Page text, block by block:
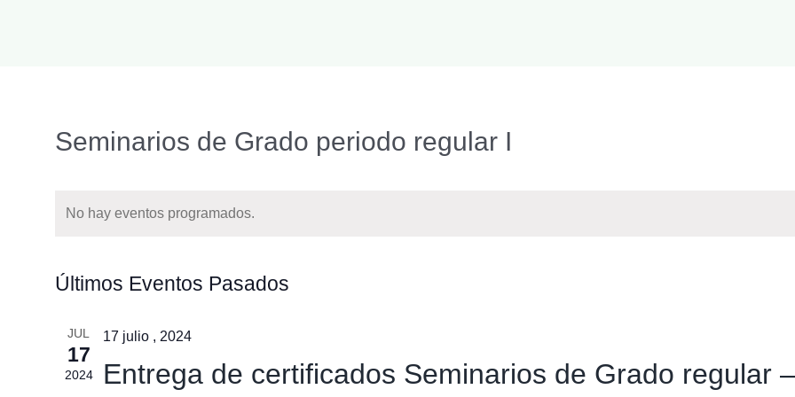
Seminarios de Grado periodo regular I
No hay eventos programados.
Últimos Eventos Pasados
JUL
17
2024
17 julio , 2024
Entrega de certificados Seminarios de Grado regular